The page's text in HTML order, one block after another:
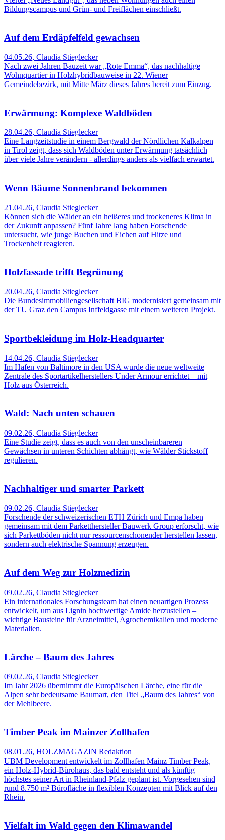
Bildungscampus und Grün- und Freiflächen einschließt.
Auf dem Erdäpfelfeld gewachsen
04.05.26, Claudia Stieglecker
Nach zwei Jahren Bauzeit war „Rote Emma“, das nachhaltige
Wohnquartier in Holzhybridbauweise in 22. Wiener
Gemeindebezirk, mit Mitte März dieses Jahres bereit zum Einzug.
Erwärmung: Komplexe Waldböden
28.04.26, Claudia Stieglecker
Eine Langzeitstudie in einem Bergwald der Nördlichen Kalkalpen
in Tirol zeigt, dass sich Waldböden unter Erwärmung tatsächlich
über viele Jahre verändern - allerdings anders als vielfach erwartet.
Wenn Bäume Sonnenbrand bekommen
21.04.26, Claudia Stieglecker
Können sich die Wälder an ein heißeres und trockeneres Klima in
der Zukunft anpassen? Fünf Jahre lang haben Forschende
untersucht, wie junge Buchen und Eichen auf Hitze und
Trockenheit reagieren.
Holzfassade trifft Begrünung
20.04.26, Claudia Stieglecker
Die Bundesimmobiliengesellschaft BIG modernisiert gemeinsam mit
der TU Graz den Campus Inffeldgasse mit einem weiteren Projekt.
Sportbekleidung im Holz-Headquarter
14.04.26, Claudia Stieglecker
Im Hafen von Baltimore in den USA wurde die neue weltweite
Zentrale des Sportartikelherstellers Under Armour errichtet – mit
Holz aus Österreich.
Wald: Nach unten schauen
09.02.26, Claudia Stieglecker
Eine Studie zeigt, dass es auch von den unscheinbareren
Gewächsen in unteren Schichten abhängt, wie Wälder Stickstoff
regulieren.
Nachhaltiger und smarter Parkett
09.02.26, Claudia Stieglecker
Forschende der schweizerischen ETH Zürich und Empa haben
gemeinsam mit dem Parketthersteller Bauwerk Group erforscht, wie
sich Parkettböden nicht nur ressourcenschonender herstellen lassen,
sondern auch elektrische Spannung erzeugen.
Auf dem Weg zur Holzmedizin
09.02.26, Claudia Stieglecker
Ein internationales Forschungsteam hat einen neuartigen Prozess
entwickelt, um aus Lignin hochwertige Amide herzustellen –
wichtige Bausteine für Arzneimittel, Agrochemikalien und moderne
Materialien.
Lärche – Baum des Jahres
09.02.26, Claudia Stieglecker
Im Jahr 2026 übernimmt die Europäischen Lärche, eine für die
Alpen sehr bedeutsame Baumart, den Titel „Baum des Jahres“ von
der Mehlbeere.
Timber Peak im Mainzer Zollhafen
08.01.26, HOLZMAGAZIN Redaktion
UBM Development entwickelt im Zollhafen Mainz Timber Peak,
ein Holz‑Hybrid‑Bürohaus, das bald entsteht und als künftig
höchstes seiner Art in Rheinland‑Pfalz geplant ist. Vorgesehen sind
rund 8.750 m² Bürofläche in flexiblen Konzepten mit Blick auf den
Rhein.
Vielfalt im Wald gegen den Klimawandel